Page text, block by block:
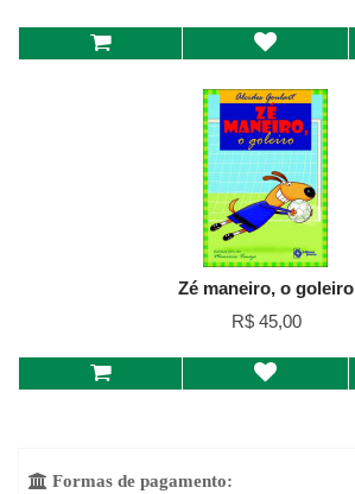
Zé maneiro, o goleiro
R$ 45,00
 Formas de pagamento: